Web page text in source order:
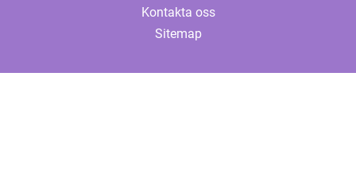
Kontakta oss
Sitemap